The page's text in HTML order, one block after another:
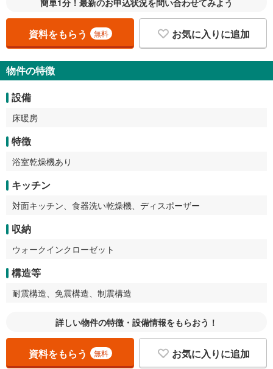
簡単1分！最新のお申込状況を問い合わせてみよう
資料をもらう 無料 お気に入りに追加
物件の特徴
設備
床暖房
特徴
浴室乾燥機あり
キッチン
対面キッチン、食器洗い乾燥機、ディスポーザー
収納
ウォークインクローゼット
構造等
耐震構造、免震構造、制震構造
詳しい物件の特徴・設備情報をもらおう！
資料をもらう 無料 お気に入りに追加